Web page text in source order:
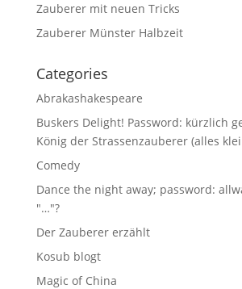
Zauberer mit neuen Tricks
Zauberer Münster Halbzeit
Categories
Abrakashakespeare
Buskers Delight! Password: kürzlich
König der Strassenzauberer (alles
Comedy
Dance the night away; password:
"…"?
Der Zauberer erzählt
Kosub blogt
Magic of China